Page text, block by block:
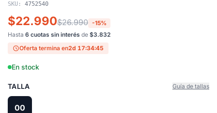
SKU: 4752540
$22.990$26.990 -15%
Hasta 6 cuotas sin interés de $3.832
Oferta termina en2d 17:34:44
En stock
TALLA Guía de tallas
00